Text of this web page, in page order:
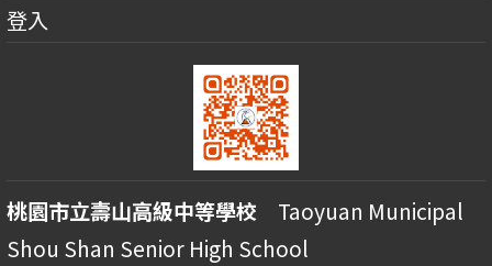
登入
桃園市立壽山高級中等學校 Taoyuan Municipal
Shou Shan Senior High School